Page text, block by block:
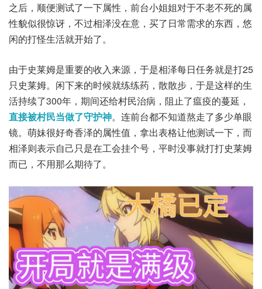
之后，顺便测试了一下属性，前台小姐姐对于不老不死的属
性貌似很惊讶，不过相泽没在意，买了日常需求的东西，悠
闲的打怪生活就开始了。
由于史莱姆是重要的收入来源，于是相泽每日任务就是打25
只史莱姆。闲下来的时候就练练药，散散步，于是这样的生
活持续了300年，期间还给村民治病，阻止了瘟疫的蔓延，
直接被村民当做了守护神。连前台都不知道熬走了多少单眼
镜。萌妹很好奇香泽的属性值，拿出表格让他测试一下，而
相泽则表示自己只是在工会挂个号，平时没事就打打史莱姆
而已，不用那么期待了。